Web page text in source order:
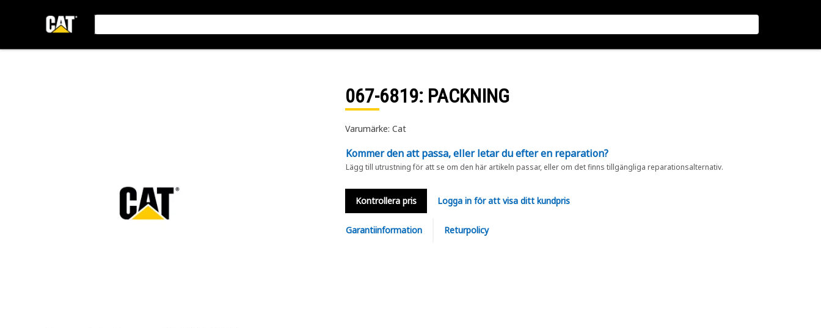
067-6819: PACKNING
Varumärke: Cat
Kommer den att passa, eller letar du efter en reparation?
Lägg till utrustning för att se om den här artikeln passar, eller om det finns tillgängliga reparationsalternativ.
Kontrollera pris Logga in för att visa ditt kundpris
Garantiinformation Returpolicy